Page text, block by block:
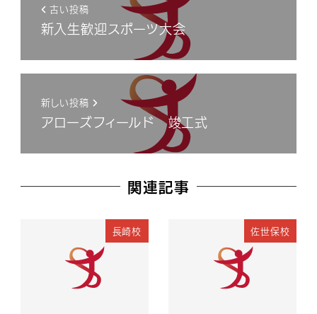
古い投稿
新入生歓迎スポーツ大会
新しい投稿
アローズフィールド 竣工式
関連記事
長崎校 佐世保校